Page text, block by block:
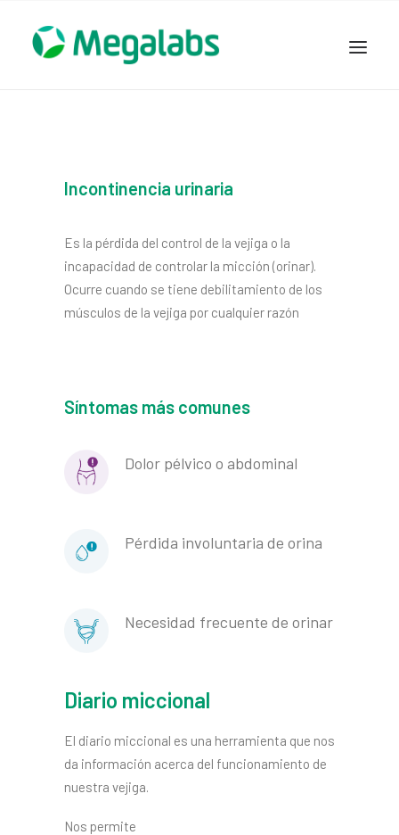
DSLABS
GARDEN HOUSE
CONTACTO
Incontinencia urinaria
Es la pérdida del control de la vejiga o la
incapacidad de controlar la micción (orinar).
Ocurre cuando se tiene debilitamiento de los
músculos de la vejiga por cualquier razón
Síntomas más comunes
Dolor pélvico o abdominal
Pérdida involuntaria de orina
Necesidad frecuente de orinar
Diario miccional
El diario miccional es una herramienta que nos
da información acerca del funcionamiento de
nuestra vejiga.
Nos permite